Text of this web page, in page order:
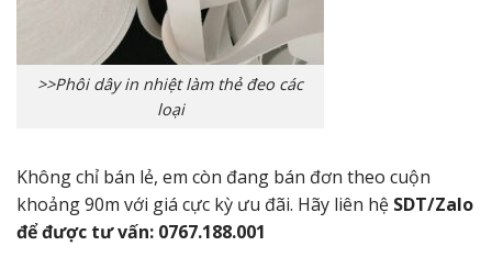
>>Phôi dây in nhiệt làm thẻ đeo các
loại
Không chỉ bán lẻ, em còn đang bán đơn theo cuộn
khoảng 90m với giá cực kỳ ưu đãi. Hãy liên hệ SDT/Zalo
để được tư vấn: 0767.188.001